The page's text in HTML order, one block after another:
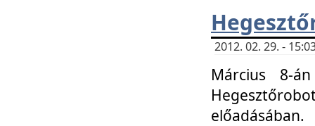
2012. 02. 29. -
Március 8-
előadásában.